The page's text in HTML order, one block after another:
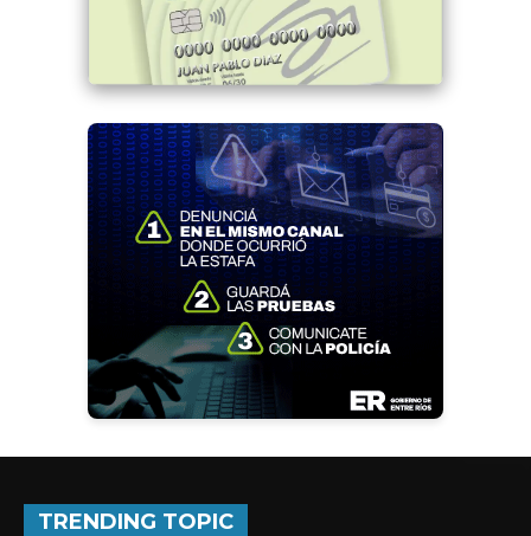
TRENDING TOPIC